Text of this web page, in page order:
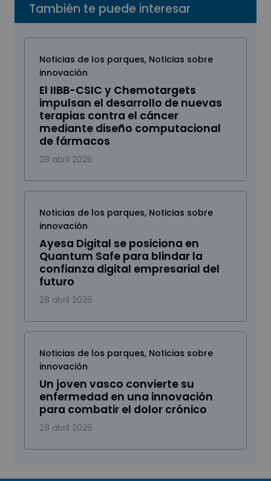
También te puede interesar
Noticias de los parques, Noticias sobre
innovación
El IIBB-CSIC y Chemotargets
impulsan el desarrollo de nuevas
terapias contra el cáncer
mediante diseño computacional
de fármacos
28 abril 2026
Noticias de los parques, Noticias sobre
innovación
Ayesa Digital se posiciona en
Quantum Safe para blindar la
confianza digital empresarial del
futuro
28 abril 2026
Noticias de los parques, Noticias sobre
innovación
Un joven vasco convierte su
enfermedad en una innovación
para combatir el dolor crónico
28 abril 2026